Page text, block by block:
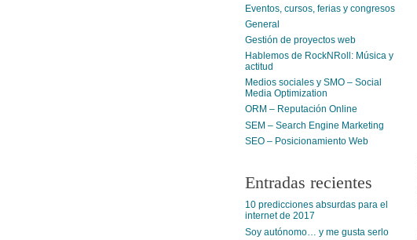
Eventos, cursos, ferias y congresos
General
Gestión de proyectos web
Hablemos de RockNRoll: Música y
actitud
Medios sociales y SMO – Social
Media Optimization
ORM – Reputación Online
SEM – Search Engine Marketing
SEO – Posicionamiento Web
Entradas recientes
10 predicciones absurdas para el
internet de 2017
Soy autónomo… y me gusta serlo